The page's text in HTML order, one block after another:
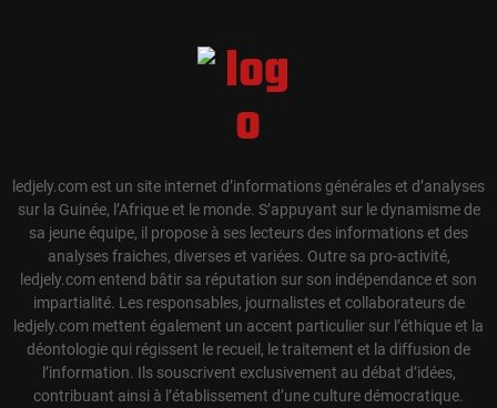
ledjely.com est un site internet d’informations générales et d’analyses
sur la Guinée, l’Afrique et le monde. S’appuyant sur le dynamisme de
sa jeune équipe, il propose à ses lecteurs des informations et des
analyses fraiches, diverses et variées. Outre sa pro-activité,
ledjely.com entend bâtir sa réputation sur son indépendance et son
impartialité. Les responsables, journalistes et collaborateurs de
ledjely.com mettent également un accent particulier sur l’éthique et la
déontologie qui régissent le recueil, le traitement et la diffusion de
l’information. Ils souscrivent exclusivement au débat d’idées,
contribuant ainsi à l’établissement d’une culture démocratique.